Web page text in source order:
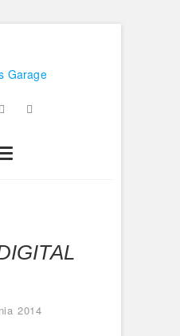
Duke's
Google
Instagram
2014